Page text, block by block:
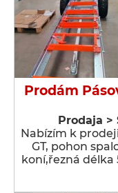
Prodám
Prodaja >
Nabízím k
GT, pohon
koní,řezná